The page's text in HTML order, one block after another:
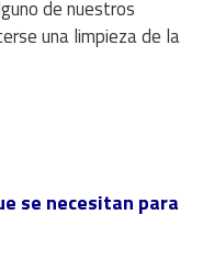
de nuestros
una limpieza de la
se necesitan para